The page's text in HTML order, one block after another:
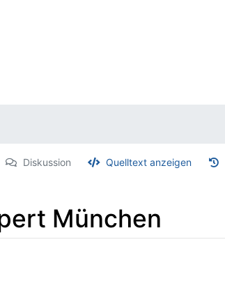
Diskussion Quelltext anzeigen
München